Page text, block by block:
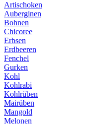
Artischoken
Auberginen
Bohnen
Chicoree
Erbsen
Erdbeeren
Fenchel
Gurken
Kohl
Kohlrabi
Kohlrüben
Mairüben
Mangold
Melonen